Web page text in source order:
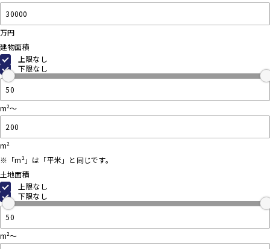
万円
建物面積
上限なし
下限なし
m²～
m²
※「m²」は「平米」と同じです。
土地面積
上限なし
下限なし
m²～